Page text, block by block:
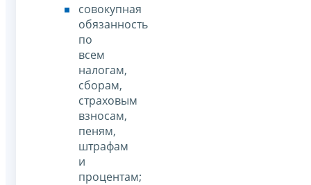
совокупная
обязанность
по
всем
налогам,
сборам,
страховым
взносам,
пеням,
штрафам
и
процентам;